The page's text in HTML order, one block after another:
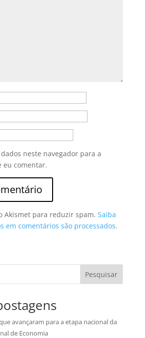
neste navegador para a
eu comentar.
Akismet para reduzir spam. Saiba
em comentários são processados.
Pesquisar
avançaram para a etapa nacional da
de Economia